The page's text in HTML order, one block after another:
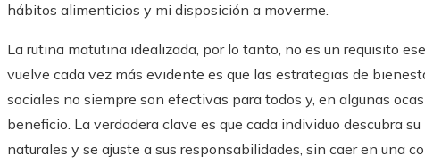
hábitos alimenticios y mi disposición a moverme.
La rutina matutina idealizada, por lo tanto, no es un requisito
vuelve cada vez más evidente es que las estrategias de
sociales no siempre son efectivas para todos y, en algunas
beneficio. La verdadera clave es que cada individuo descubra
naturales y se ajuste a sus responsabilidades, sin caer en una